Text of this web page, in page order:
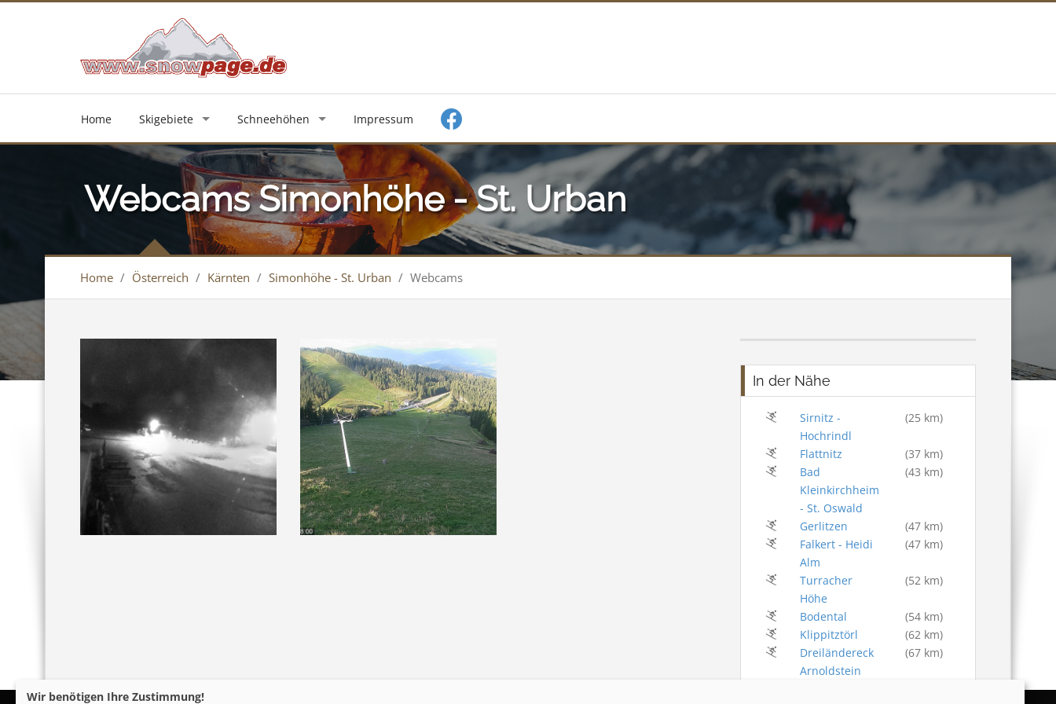
Home Skigebiete Schneehöhen Impressum
Webcams Simonhöhe - St. Urban
Home / Österreich / Kärnten / Simonhöhe - St. Urban / Webcams
In der Nähe
Sirnitz -
Hochrindl
(25 km)
Flattnitz
(37 km)
Bad
Kleinkirchheim
- St. Oswald
(43 km)
Gerlitzen
(47 km)
Falkert - Heidi
Alm
(47 km)
Turracher
Höhe
(52 km)
Bodental
(54 km)
Klippitztörl
(62 km)
Dreiländereck
Arnoldstein
(67 km)
Wir benötigen Ihre Zustimmung!